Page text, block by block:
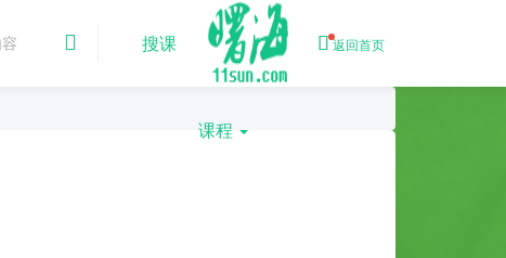
搜课
课程
返回首页